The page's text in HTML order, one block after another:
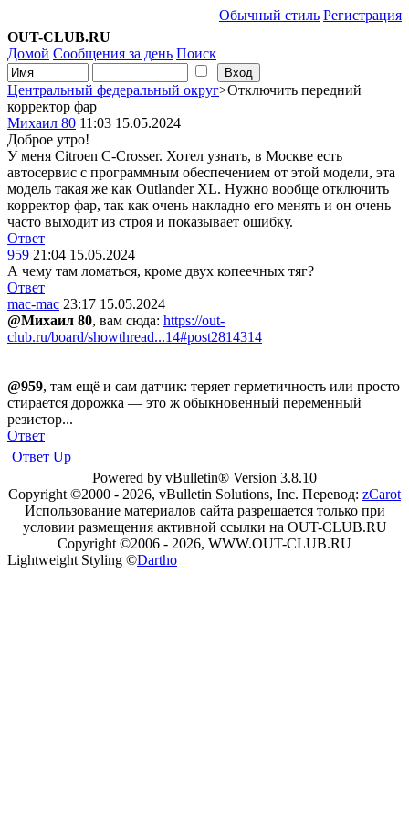
Обычный стиль Регистрация
OUT-CLUB.RU
Домой Сообщения за день Поиск
Центральный федеральный округ>Отключить передний
корректор фар
Михаил 80 11:03 15.05.2024
Доброе утро!
У меня Citroen C-Crosser. Хотел узнать, в Москве есть
автосервис с программным обеспечением от этой модели, эта
модель такая же как Outlander XL. Нужно вообще отключить
корректор фар, так как очень накладно его менять и он очень
часто выходит из строя и показывает ошибку.
Ответ
959 21:04 15.05.2024
А чему там ломаться, кроме двух копеечных тяг?
Ответ
mac-mac 23:17 15.05.2024
@Михаил 80, вам сюда: https://out-
club.ru/board/showthread...14#post2814314
@959, там ещё и сам датчик: теряет герметичность или просто
стирается дорожка — это ж обыкновенный переменный
резистор...
Ответ
Ответ Up
Powered by vBulletin® Version 3.8.10
Copyright ©2000 - 2026, vBulletin Solutions, Inc. Перевод: zCarot
Использование материалов сайта разрешается только при
условии размещения активной ссылки на OUT-CLUB.RU
Copyright ©2006 - 2026, WWW.OUT-CLUB.RU
Lightweight Styling ©Dartho